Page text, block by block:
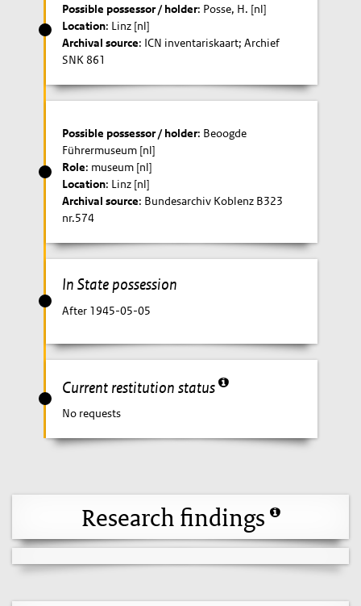
Possible possessor / holder: Posse, H. [nl]
Location: Linz [nl]
Archival source: ICN inventariskaart; Archief
SNK 861
Possible possessor / holder: Beoogde
Führermuseum [nl]
Role: museum [nl]
Location: Linz [nl]
Archival source: Bundesarchiv Koblenz B323
nr.574
In State possession
After 1945-05-05
Current restitution status
No requests
Research findings